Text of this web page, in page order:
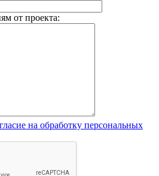
от проекта:
на обработку персональных